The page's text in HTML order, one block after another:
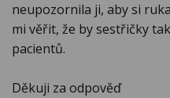
neupozornila ji, aby si
mi věřit, že by sestřičky
pacientů.
Děkuji za odpověď